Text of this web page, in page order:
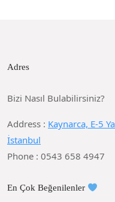
Adres
Bizi Nasıl Bulabilirsiniz?
Address : Kaynarca, E-5
İstanbul
Phone : 0543 658 4947
En Çok Beğenilenler